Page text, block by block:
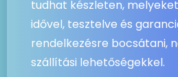
tudhat készleten,
idővel, tesztelve és
rendelkezésre bocsátani,
szállítási lehetőségekkel.